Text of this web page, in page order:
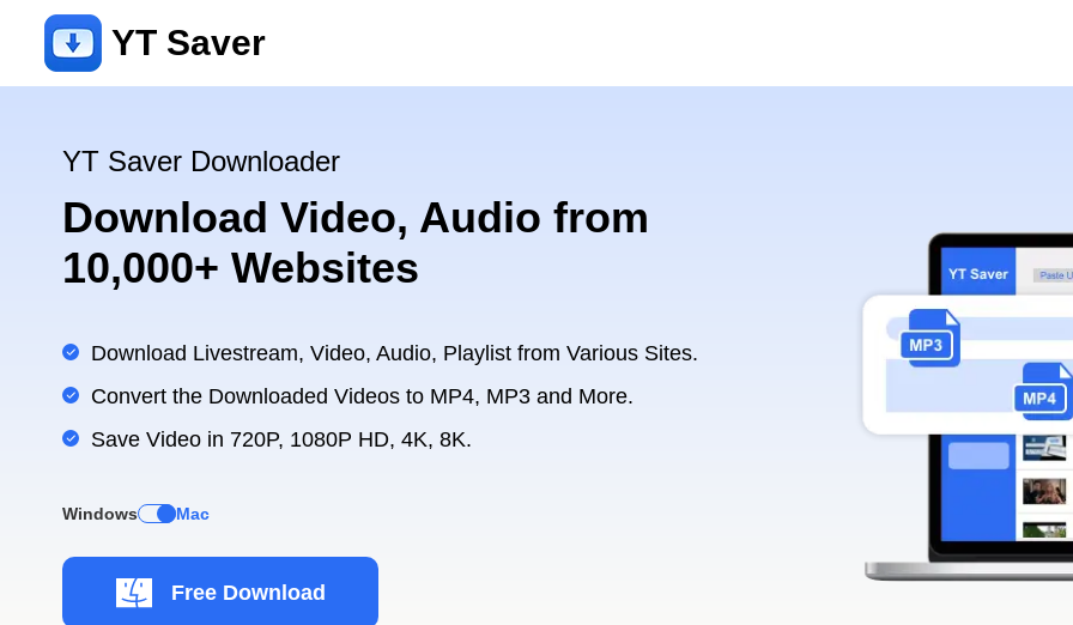
YT Saver
YT Saver Downloader
Download Video, Audio from
10,000+ Websites
Download Livestream, Video, Audio, Playlist from Various Sites.
Convert the Downloaded Videos to MP4, MP3 and More.
Save Video in 720P, 1080P HD, 4K, 8K.
Windows Mac
Free Download